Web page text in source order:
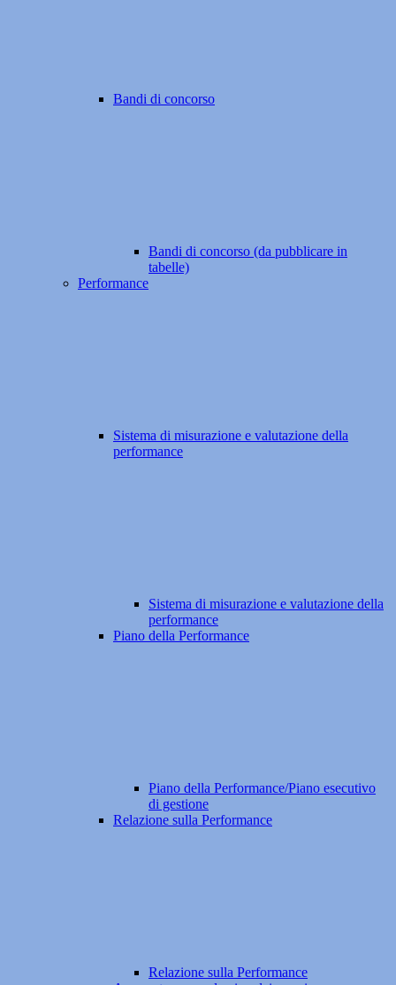
Bandi di concorso
Bandi di concorso (da pubblicare in
tabelle)
Performance
Sistema di misurazione e valutazione della
performance
Sistema di misurazione e valutazione della
performance
Piano della Performance
Piano della Performance/Piano esecutivo
di gestione
Relazione sulla Performance
Relazione sulla Performance